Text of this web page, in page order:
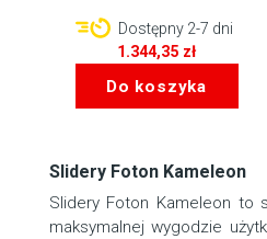
Dostępny 2-7 dni
1.344,35 zł
Do koszyka
Slidery Foton Kameleon
Slidery Foton Kameleon to
maksymalnej wygodzie